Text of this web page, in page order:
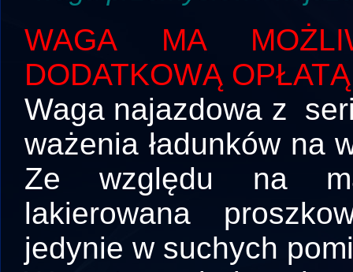
WAGA MA
DODATKOWĄ OPŁATĄ
Waga najazdowa z
ważenia ładunków na
Ze względu na
lakierowana
jedynie w suchych